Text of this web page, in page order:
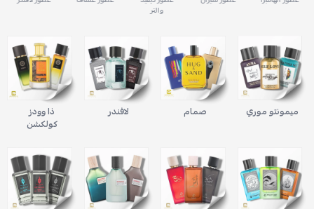
والتر
ميمونتو موري صمام لافندر
ذا وودز
كولكشن